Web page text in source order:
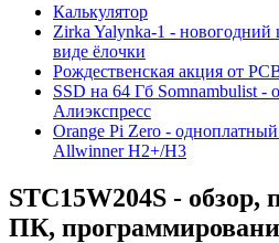
Калькулятор
Zirka Yalynka-1 -
виде ёлочки
Рождественская акция от
SSD на 64 Гб Somnambulist -
Алиэкспресс
Orange Pi Zero -
Allwinner H2+/H3
STC15W204S - обзор,
ПК,